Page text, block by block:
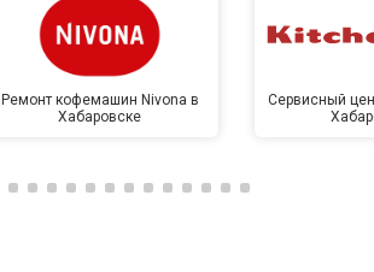
Ремонт кофемашин Nivona в
Хабаровске
Сервисный